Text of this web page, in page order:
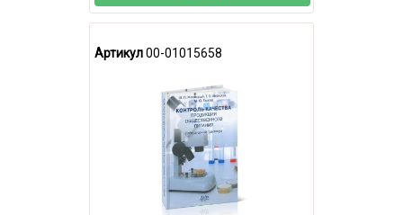
Артикул00-01015658